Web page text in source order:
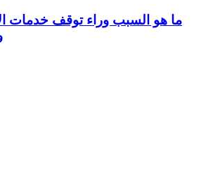
ما هو السبب وراء توقف خدمات